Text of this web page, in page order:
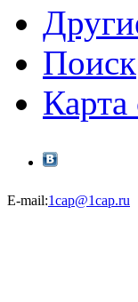
Поиск
Карта
E-mail:1cap@1cap.ru